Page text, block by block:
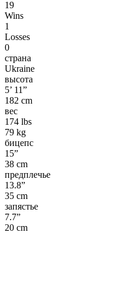
19
Wins
1
Losses
0
страна
Ukraine
высота
5’ 11”
182 cm
вес
174 lbs
79 kg
бицепс
15”
38 cm
предплечье
13.8”
35 cm
запястье
7.7”
20 cm